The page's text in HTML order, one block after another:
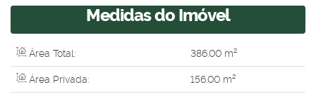
Medidas do Imóvel
Área Total: 386.00 m²
Área Privada: 156.00 m²